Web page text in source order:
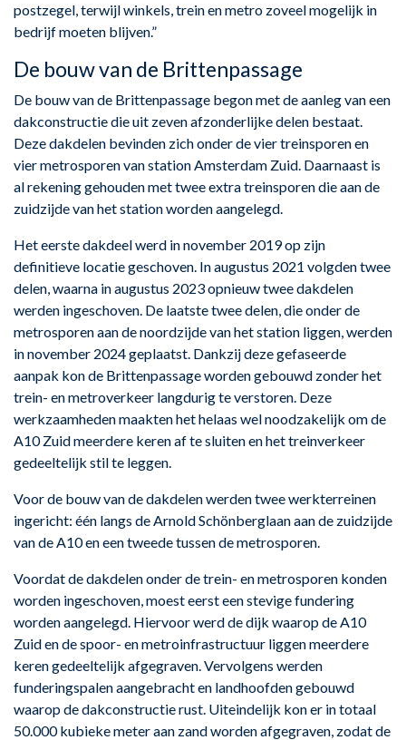
postzegel, terwijl winkels, trein en metro zoveel mogelijk in
bedrijf moeten blijven.”
De bouw van de Brittenpassage
De bouw van de Brittenpassage begon met de aanleg van een
dakconstructie die uit zeven afzonderlijke delen bestaat.
Deze dakdelen bevinden zich onder de vier treinsporen en
vier metrosporen van station Amsterdam Zuid. Daarnaast is
al rekening gehouden met twee extra treinsporen die aan de
zuidzijde van het station worden aangelegd.
Het eerste dakdeel werd in november 2019 op zijn
definitieve locatie geschoven. In augustus 2021 volgden twee
delen, waarna in augustus 2023 opnieuw twee dakdelen
werden ingeschoven. De laatste twee delen, die onder de
metrosporen aan de noordzijde van het station liggen, werden
in november 2024 geplaatst. Dankzij deze gefaseerde
aanpak kon de Brittenpassage worden gebouwd zonder het
trein- en metroverkeer langdurig te verstoren. Deze
werkzaamheden maakten het helaas wel noodzakelijk om de
A10 Zuid meerdere keren af te sluiten en het treinverkeer
gedeeltelijk stil te leggen.
Voor de bouw van de dakdelen werden twee werkterreinen
ingericht: één langs de Arnold Schönberglaan aan de zuidzijde
van de A10 en een tweede tussen de metrosporen.
Voordat de dakdelen onder de trein- en metrosporen konden
worden ingeschoven, moest eerst een stevige fundering
worden aangelegd. Hiervoor werd de dijk waarop de A10
Zuid en de spoor- en metroinfrastructuur liggen meerdere
keren gedeeltelijk afgegraven. Vervolgens werden
funderingspalen aangebracht en landhoofden gebouwd
waarop de dakconstructie rust. Uiteindelijk kon er in totaal
50.000 kubieke meter aan zand worden afgegraven, zodat de